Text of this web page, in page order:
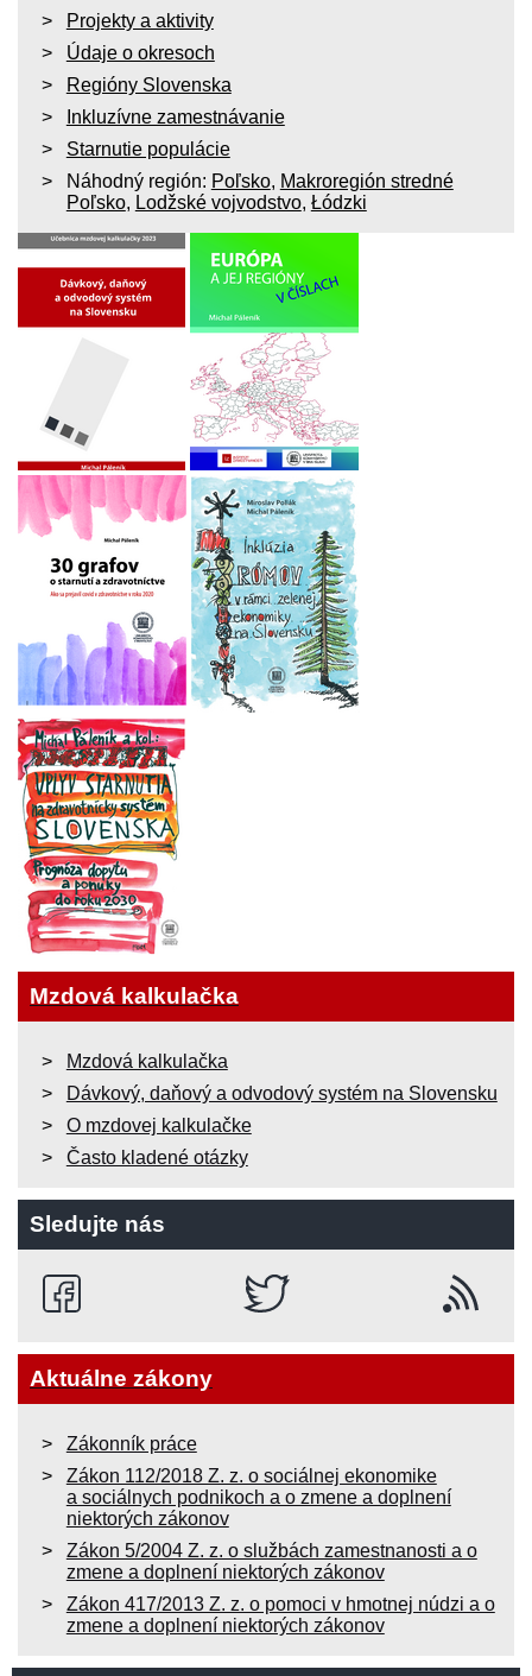
Projekty a aktivity
Údaje o okresoch
Regióny Slovenska
Inkluzívne zamestnávanie
Starnutie populácie
Náhodný región: Poľsko, Makroregión stredné
Poľsko, Lodžské vojvodstvo, Łódzki
Mzdová kalkulačka
Mzdová kalkulačka
Dávkový, daňový a odvodový systém na Slovensku
O mzdovej kalkulačke
Často kladené otázky
Sledujte nás
Aktuálne zákony
Zákonník práce
Zákon 112/2018 Z. z. o sociálnej ekonomike
a sociálnych podnikoch a o zmene a doplnení
niektorých zákonov
Zákon 5/2004 Z. z. o službách zamestnanosti a o
zmene a doplnení niektorých zákonov
Zákon 417/2013 Z. z. o pomoci v hmotnej núdzi a o
zmene a doplnení niektorých zákonov